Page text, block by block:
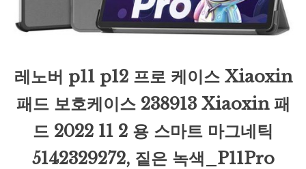
레노버 p11 p12 프로 케이스 Xiaoxin
패드 보호케이스 238913 Xiaoxin 패
드 2022 11 2 용 스마트 마그네틱
5142329272, 짙은 녹색_P11Pro